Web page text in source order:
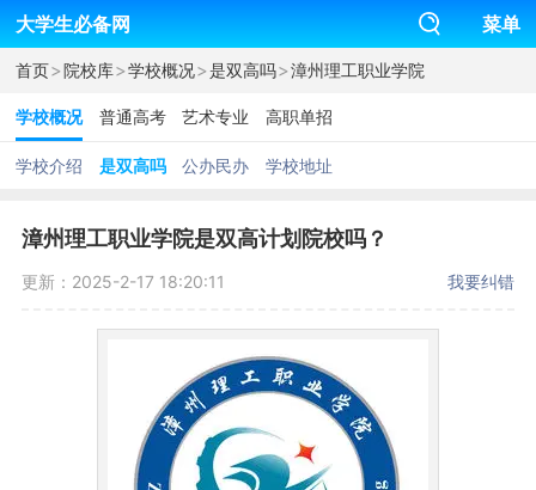
大学生必备网 菜单
首页>院校库>学校概况>是双高吗>漳州理工职业学院
学校概况 普通高考 艺术专业 高职单招
学校介绍 是双高吗 公办民办 学校地址
漳州理工职业学院是双高计划院校吗？
更新：2025-2-17 18:20:11 我要纠错